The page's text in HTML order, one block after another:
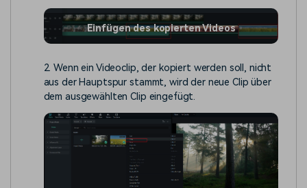
Einfügen des kopierten Videos
2. Wenn ein Videoclip, der kopiert werden soll, nicht
aus der Hauptspur stammt, wird der neue Clip über
dem ausgewählten Clip eingefügt.